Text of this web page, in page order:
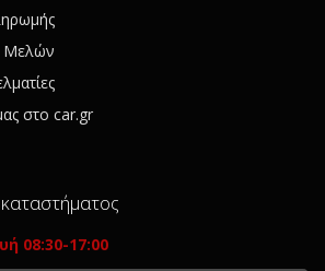
Μελών
στο car.gr
08:30-17:00